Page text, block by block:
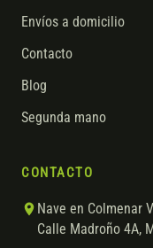
Envíos a domicilio
Contacto
Blog
Segunda mano
CONTACTO
Nave en Colmenar
Calle Madroño 4A,